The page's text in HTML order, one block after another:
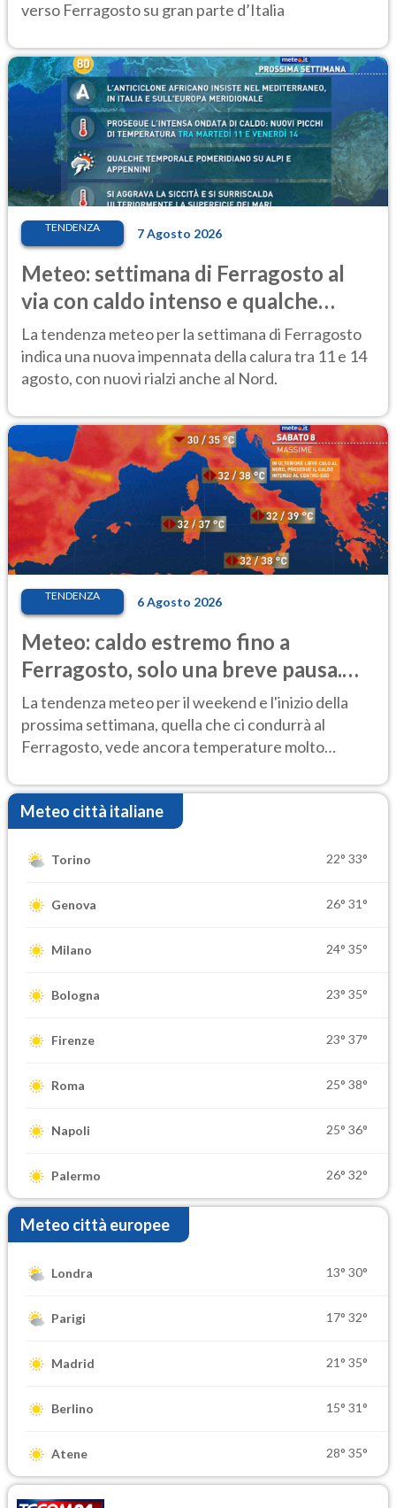
verso Ferragosto su gran parte d’Italia
TENDENZA 7 Agosto 2026
Meteo: settimana di Ferragosto al
via con caldo intenso e qualche
temporale
La tendenza meteo per la settimana di Ferragosto
indica una nuova impennata della calura tra 11 e 14
agosto, con nuovi rialzi anche al Nord.
TENDENZA 6 Agosto 2026
Meteo: caldo estremo fino a
Ferragosto, solo una breve pausa.
Ecco dove
La tendenza meteo per il weekend e l'inizio della
prossima settimana, quella che ci condurrà al
Ferragosto, vede ancora temperature molto
Meteo città italiane
Torino 22° 33°
Genova 26° 31°
Milano 24° 35°
Bologna 23° 35°
Firenze 23° 37°
Roma 25° 38°
Napoli 25° 36°
Palermo 26° 32°
Meteo città europee
Londra 13° 30°
Parigi 17° 32°
Madrid 21° 35°
Berlino 15° 31°
Atene 28° 35°